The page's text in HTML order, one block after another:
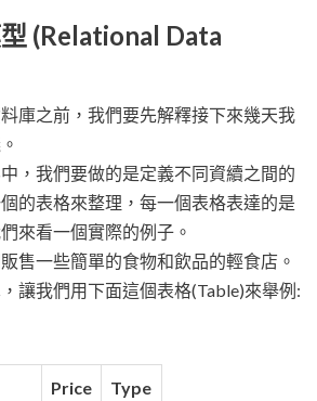
(Relational Data
庫之前，我們要先解釋接下來幾天我
，我們要做的是定義不同資續之間的
的表格來整理，每一個表格表達的是
來看一個實際的例子。
售一些簡單的食物和飲品的輕食店。
讓我們用下面這個表格(Table)來舉例:
Price Type